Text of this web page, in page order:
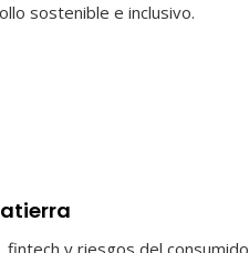
sostenible e inclusivo.
y riesgos del